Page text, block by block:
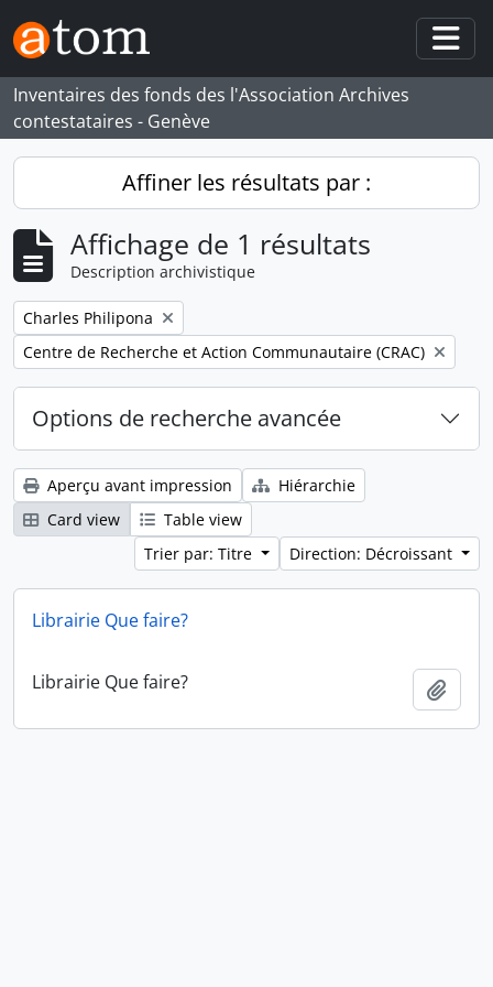
Skip to main content
Inventaires des fonds des l'Association Archives
contestataires - Genève
Affiner les résultats par :
Affichage de 1 résultats
Description archivistique
Remove filter:
Charles Philipona
Remove filter:
Centre de Recherche et Action Communautaire (CRAC)
Options de recherche avancée
Aperçu avant impression
Hiérarchie
Card view
Table view
Trier par: Titre
Direction: Décroissant
Librairie Que faire?
Librairie Que faire?